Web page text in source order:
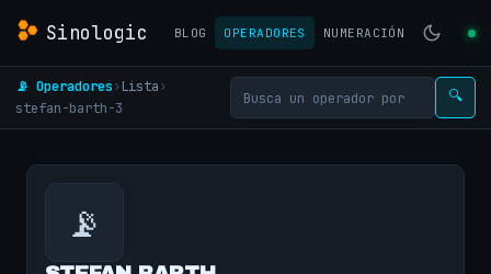
Sinologic BLOG OPERADORES NUMERACIÓN
📡 Operadores› Lista›
stefan-barth-3
🔍
📡